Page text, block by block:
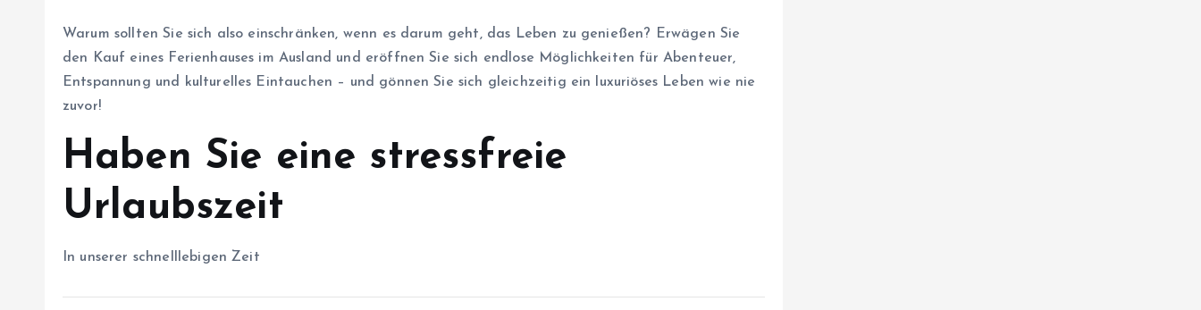
Warum sollten Sie sich also einschränken, wenn es darum geht, das Leben zu genießen? Erwägen Sie
den Kauf eines Ferienhauses im Ausland und eröffnen Sie sich endlose Möglichkeiten für Abenteuer,
Entspannung und kulturelles Eintauchen – und gönnen Sie sich gleichzeitig ein luxuriöses Leben wie nie
zuvor!
Haben Sie eine stressfreie
Urlaubszeit
In unserer schnelllebigen Zeit